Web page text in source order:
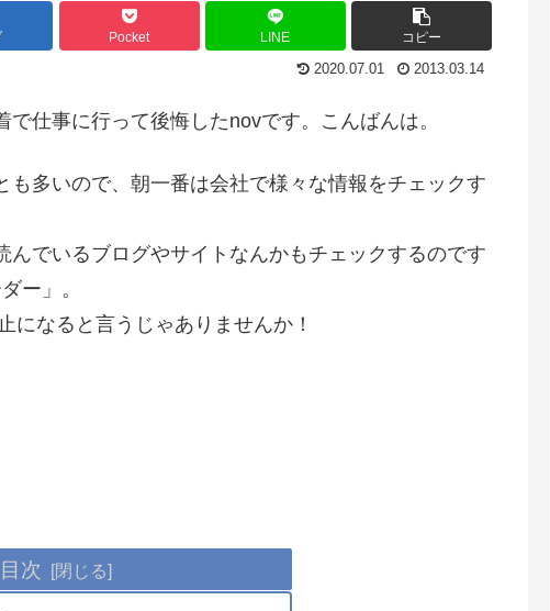
Pocket LINE コピー
2020.07.01 2013.03.14
仕事に行って後悔したnovです。こんばんは。
多いので、朝一番は会社で様々な情報をチェックす
でいるブログやサイトなんかもチェックするのです
ー」。
になると言うじゃありませんか！
目次